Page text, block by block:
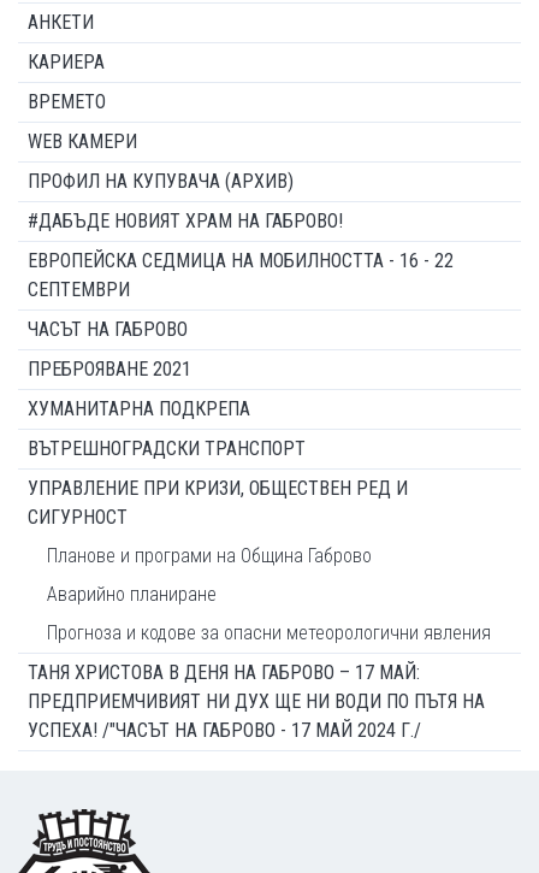
АНКЕТИ
КАРИЕРА
ВРЕМЕТО
WEB КАМЕРИ
ПРОФИЛ НА КУПУВАЧА (АРХИВ)
#ДАБЪДЕ НОВИЯТ ХРАМ НА ГАБРОВО!
ЕВРОПЕЙСКА СЕДМИЦА НА МОБИЛНОСТТА - 16 - 22
СЕПТЕМВРИ
ЧАСЪТ НА ГАБРОВО
ПРЕБРОЯВАНЕ 2021
ХУМАНИТАРНА ПОДКРЕПА
ВЪТРЕШНОГРАДСКИ ТРАНСПОРТ
УПРАВЛЕНИЕ ПРИ КРИЗИ, ОБЩЕСТВЕН РЕД И
СИГУРНОСТ
Планове и програми на Община Габрово
Аварийно планиране
Прогноза и кодове за опасни метеорологични явления
ТАНЯ ХРИСТОВА В ДЕНЯ НА ГАБРОВО – 17 МАЙ:
ПРЕДПРИЕМЧИВИЯТ НИ ДУХ ЩЕ НИ ВОДИ ПО ПЪТЯ НА
УСПЕХА! /"ЧАСЪТ НА ГАБРОВО - 17 МАЙ 2024 Г./
Footer